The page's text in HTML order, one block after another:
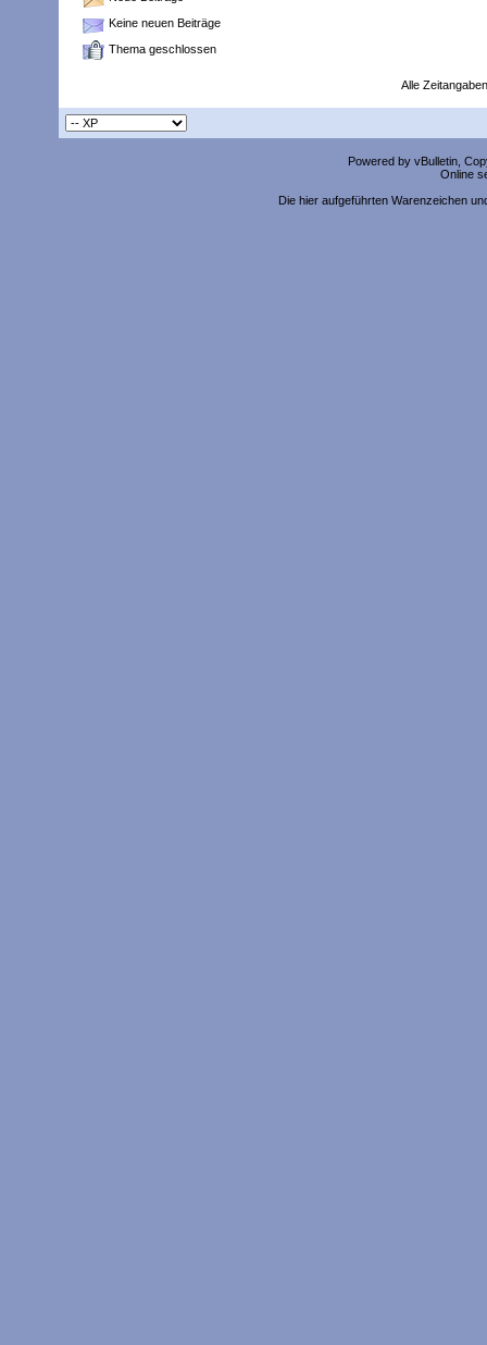
Keine neuen Beiträge
Thema geschlossen
Alle
Powered by vBulletin,
Online
Die hier aufgeführten Warenzeichen